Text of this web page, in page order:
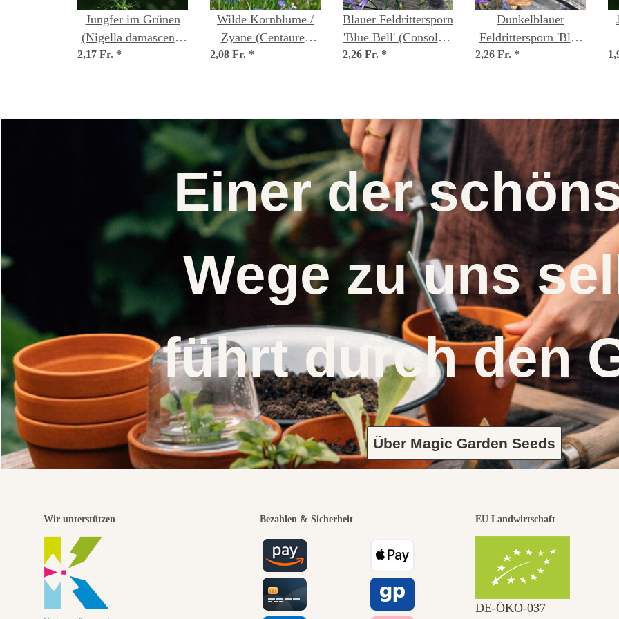
Jungfer im Grünen
(Nigella damascena)
Bio Saatgut
2,17 Fr. *
Wilde Kornblume /
Zyane (Centaurea
cyanus) Samen
2,08 Fr. *
Blauer Feldrittersporn
'Blue Bell' (Consolida
ajacis) Samen
2,26 Fr. *
Dunkelblauer
Feldrittersporn 'Blue
Spire' (Consolida
2,26 Fr. *
Einer der
Wege zu uns
führt durch den
Über Magic Garden Seeds
Wir unterstützen Bezahlen & Sicherheit EU Landwirtschaft
DE‑ÖKO‑037